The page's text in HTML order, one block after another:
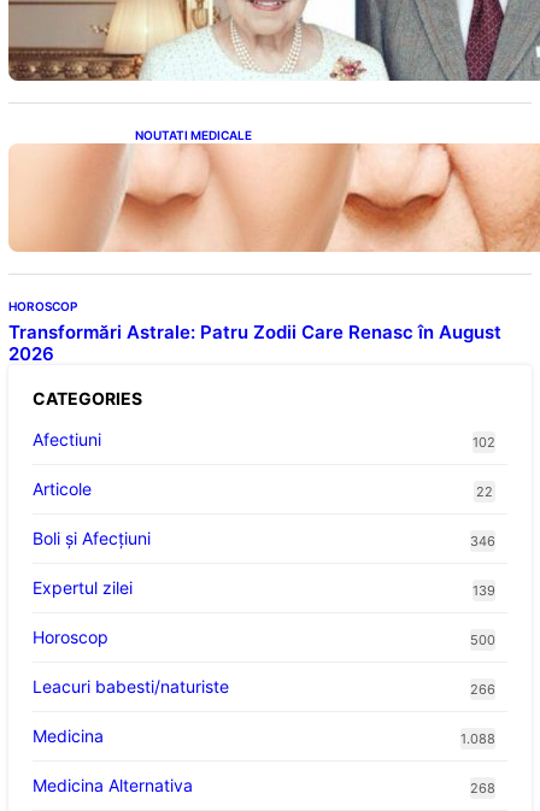
din Viața Prințului Philip și a Altora care Au
Fost Pe Punctul de a Împlini 100 de Ani
NOUTATI MEDICALE
Evoluția Personalității după 70 de Ani: Ce
Revelații Ne Oferă Studiile Psihologice
HOROSCOP
Transformări Astrale: Patru Zodii Care Renasc în August
2026
CATEGORIES
Afectiuni
102
Articole 22
Boli și Afecțiuni 346
Expertul zilei 139
Horoscop 500
Leacuri babesti/naturiste 266
Medicina 1.088
Medicina Alternativa 268